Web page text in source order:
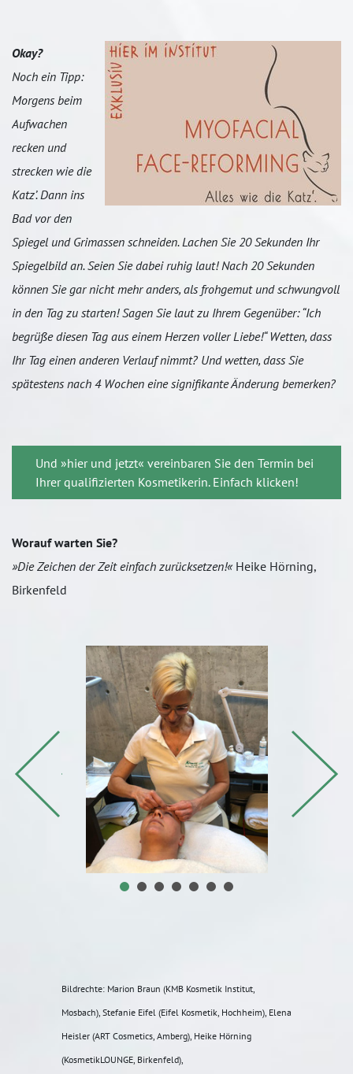
Okay?
Noch ein Tipp:
Morgens beim
Aufwachen
recken und
strecken wie die
Katz’. Dann ins
Bad vor den
Spiegel und Grimassen schneiden. Lachen Sie 20 Sekunden Ihr
Spiegelbild an. Seien Sie dabei ruhig laut! Nach 20 Sekunden
können Sie gar nicht mehr anders, als frohgemut und schwungvoll
in den Tag zu starten! Sagen Sie laut zu Ihrem Gegenüber: “Ich
begrüße diesen Tag aus einem Herzen voller Liebe!“ Wetten, dass
Ihr Tag einen anderen Verlauf nimmt? Und wetten, dass Sie
spätestens nach 4 Wochen eine signifikante Änderung bemerken?
Und »hier und jetzt« vereinbaren Sie den Termin bei
Ihrer qualifizierten Kosmetikerin. Einfach klicken!
Worauf warten Sie?
»Die Zeichen der Zeit einfach zurücksetzen!« Heike Hörning,
Birkenfeld
Bildrechte: Marion Braun (KMB Kosmetik Institut,
Mosbach), Stefanie Eifel (Eifel Kosmetik, Hochheim), Elena
Heisler (ART Cosmetics, Amberg), Heike Hörning
(KosmetikLOUNGE, Birkenfeld),